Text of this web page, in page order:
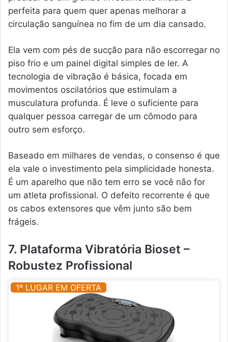
perfeita para quem quer apenas melhorar a
circulação sanguínea no fim de um dia cansado.
Ela vem com pés de sucção para não escorregar no
piso frio e um painel digital simples de ler. A
tecnologia de vibração é básica, focada em
movimentos oscilatórios que estimulam a
musculatura profunda. É leve o suficiente para
qualquer pessoa carregar de um cômodo para
outro sem esforço.
Baseado em milhares de vendas, o consenso é que
ela vale o investimento pela simplicidade honesta.
É um aparelho que não tem erro se você não for
um atleta profissional. O defeito recorrente é que
os cabos extensores que vêm junto são bem
frágeis.
7. Plataforma Vibratória Bioset –
Robustez Profissional
1º LUGAR EM OFERTA